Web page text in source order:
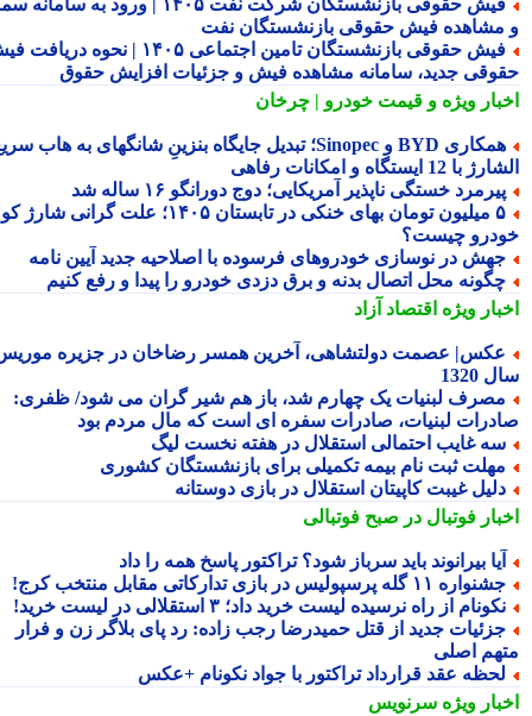
فیش حقوقی بازنشستگان شرکت نفت ۱۴۰۵ | ورود به سامانه سما
فیش حقوقی بازنشستگان نفت
فیش حقوقی بازنشستگان تامین اجتماعی ۱۴۰۵ | نحوه دریافت فیش
جدید، سامانه مشاهده فیش و جزئیات افزایش حقوق
ویژهو قیمت خودرو | چرخان
همکاری BYD و Sinopec؛ تبدیل جایگاه بنزینِ شانگهای به هاب سریع
12 ایستگاه و امکانات رفاهی
خستگی ناپذیر آمریکایی؛ دوج دورانگو ۱۶ ساله شد
۵ میلیون تومان بهای خنکی در تابستان ۱۴۰۵؛ علت گرانی شارژ کولر
چیست؟
در نوسازی خودروهای فرسوده با اصلاحیه جدید آیین نامه
محل اتصال بدنه و برق دزدی خودرو را پیدا و رفع کنیم
ویژهاقتصاد آزاد
عصمت دولتشاهی، آخرین همسر رضاخان در جزیره موریس؛
1320
لبنیات یک چهارم شد، باز هم شیر گران می شود/ ظفری:
لبنیات، صادرات سفره ای است که مال مردم بود
غایب احتمالی استقلال در هفته نخست لیگ
ثبت نام بیمه تکمیلی برای بازنشستگان کشوری
غیبت کاپیتان استقلال در بازی دوستانه
فوتبال در صبح فوتبالی
بیرانوند باید سرباز شود؟ تراکتور پاسخ همه را داد
۱۱ گله پرسپولیس در بازی تدارکاتی مقابل منتخب کرج!
از راه نرسیده لیست خرید داد؛ ۳ استقلالی در لیست خرید!
جدید از قتل حمیدرضا رجب زاده: رد پای بلاگر زن و فرار
اصلی
عقد قرارداد تراکتور با جواد نکونام +عکس
ویژهسرنویس